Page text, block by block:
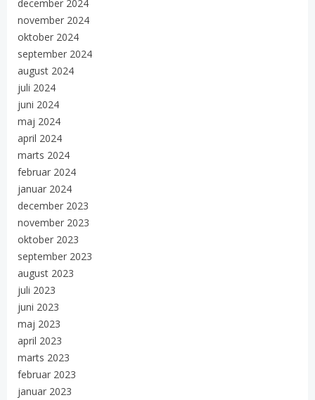
december 2024
november 2024
oktober 2024
september 2024
august 2024
juli 2024
juni 2024
maj 2024
april 2024
marts 2024
februar 2024
januar 2024
december 2023
november 2023
oktober 2023
september 2023
august 2023
juli 2023
juni 2023
maj 2023
april 2023
marts 2023
februar 2023
januar 2023